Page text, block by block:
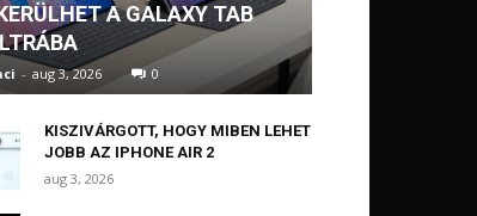
A GALAXY TAB
- aug 3, 2026 0
KISZIVÁRGOTT, HOGY MIBEN LEHET
JOBB AZ IPHONE AIR 2
aug 3, 2026